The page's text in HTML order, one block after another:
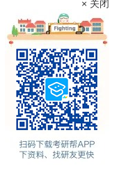
× 关闭